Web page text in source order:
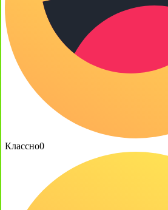
Классно0